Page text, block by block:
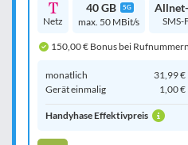
Netz
40 GB 5G
max. 50 MBit/s SMS-
150,00 € Bonus bei
monatlich
31,99 €
Gerät einmalig
1,00 €
Handyhase Effektivpreis